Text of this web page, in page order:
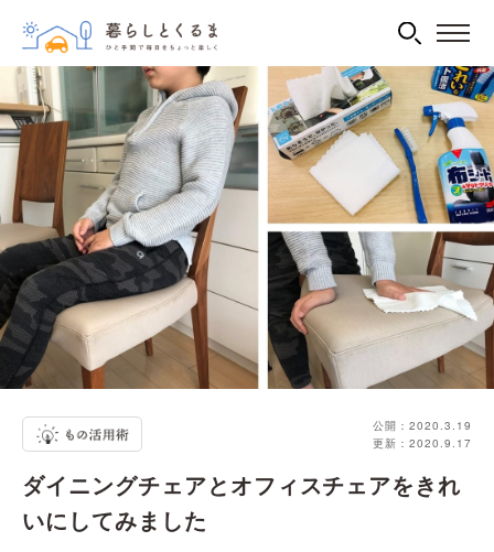
公開：2020.3.19
更新：2020.9.17
ダイニングチェアとオフィスチェアをきれ
いにしてみました